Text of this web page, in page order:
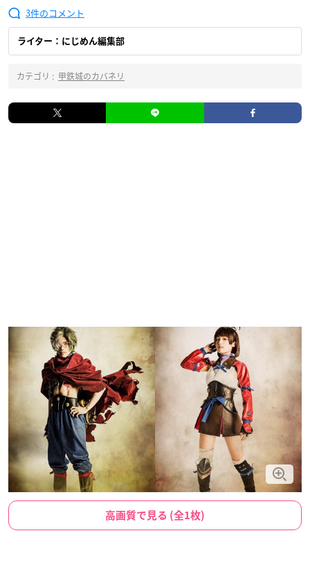
3
ライター：にじめん編集部
カテゴリ : 甲鉄城のカバネリ
高画質で見る (全1枚)